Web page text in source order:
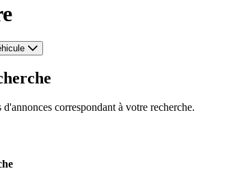
correspondant à votre recherche.